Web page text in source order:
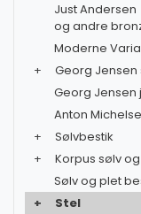
Just Andersen
og andre
Moderne Varia
+
Georg Jensen
Georg Jensen
Anton
+
Sølvbestik
+
Korpus sølv
Sølv og plet
+
Stel